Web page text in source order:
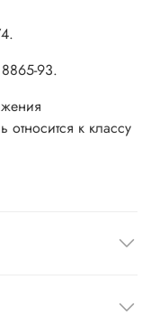
93.
относится к классу